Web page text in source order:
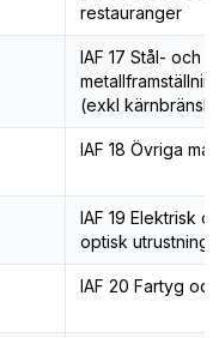
restauranger
IAF 17 Stål- och
(exkl
IAF 18 Övriga
IAF 19 Elektrisk
optisk utrustning
IAF 20 Fartyg